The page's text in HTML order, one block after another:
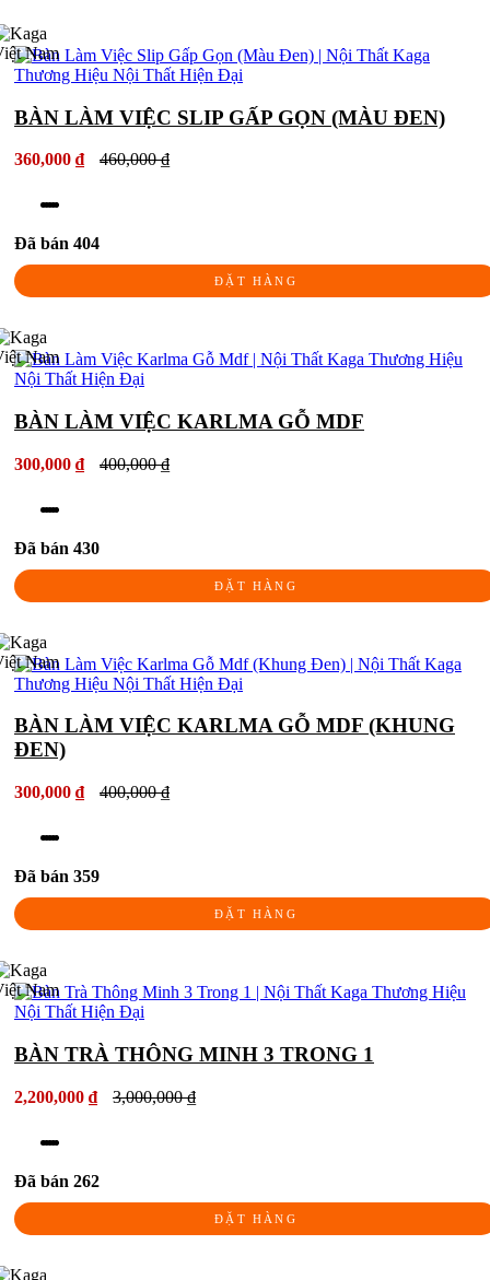
BÀN LÀM VIỆC SLIP GẤP GỌN (MÀU ĐEN)
360,000 ₫ 460,000 ₫
Đã bán 404
ĐẶT HÀNG
BÀN LÀM VIỆC KARLMA GỖ MDF
300,000 ₫ 400,000 ₫
Đã bán 430
ĐẶT HÀNG
BÀN LÀM VIỆC KARLMA GỖ MDF (KHUNG
ĐEN)
300,000 ₫ 400,000 ₫
Đã bán 359
ĐẶT HÀNG
BÀN TRÀ THÔNG MINH 3 TRONG 1
2,200,000 ₫ 3,000,000 ₫
Đã bán 262
ĐẶT HÀNG